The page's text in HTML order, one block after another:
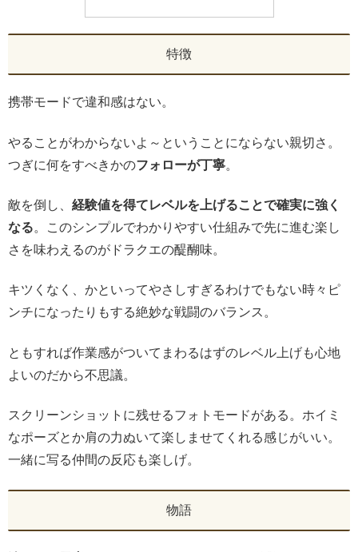
特徴
携帯モードで違和感はない。
やることがわからないよ～ということにならない親切さ。
つぎに何をすべきかのフォローが丁寧。
敵を倒し、 経験値を得てレベルを上げることで確実に強く
なる。このシンプルでわかりやすい仕組みで先に進む楽し
さを味わえるのがドラクエの醍醐味。
キツくなく、かといってやさしすぎるわけでもない時々ピ
ンチになったりもする絶妙な戦闘のバランス。
ともすれば作業感がついてまわるはずのレベル上げも心地
よいのだから不思議。
スクリーンショットに残せるフォトモードがある。ホイミ
なポーズとか肩の力ぬいて楽しませてくれる感じがいい。
一緒に写る仲間の反応も楽しげ。
物語